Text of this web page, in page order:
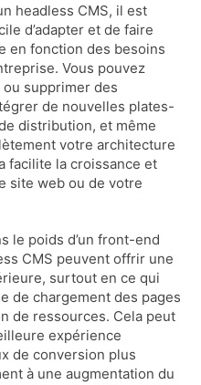
headless CMS, il est
d’adapter et de faire
en fonction des besoins
Vous pouvez
supprimer des
de nouvelles plates-
distribution, et même
votre architecture
facilite la croissance et
site web ou de votre
le poids d’un front-end
CMS peuvent offrir une
surtout en ce qui
de chargement des pages
de ressources. Cela peut
expérience
de conversion plus
à une augmentation du